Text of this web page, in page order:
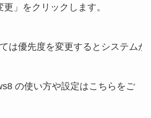
」をクリックします。
の使い方や設定はこちらをご